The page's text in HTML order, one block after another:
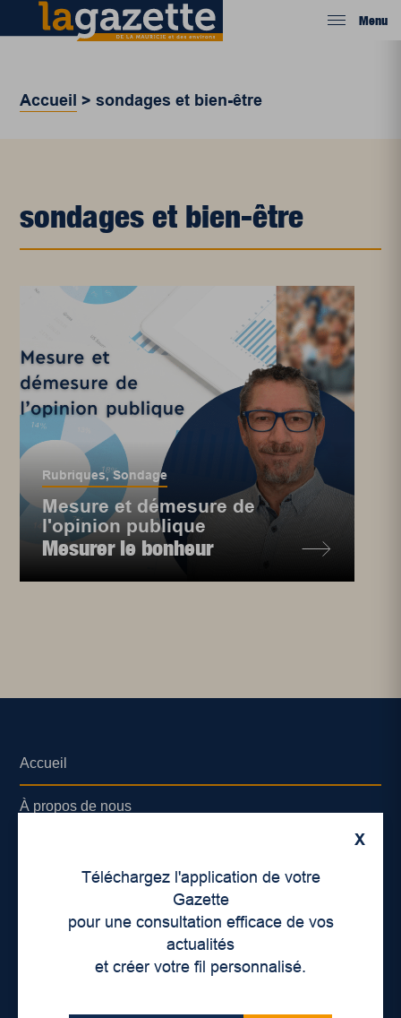
Menu
Accueil >sondages et bien-être
sondages et bien-être
Rubriques,Sondage
Mesure et démesure de
l'opinion publique
Mesurer le bonheur
X
Téléchargez l'application de votre
Gazette
pour une consultation efficace de vos
actualités
et créer votre fil personnalisé.
Accueil
À propos de nous
Lieux de distribution